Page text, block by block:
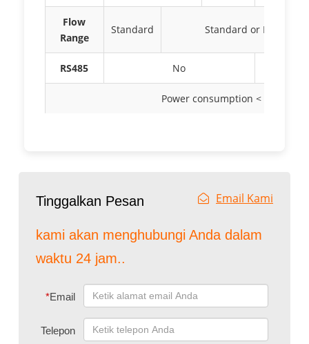
Flow
Range
Standard Standard or Extended
RS485 No
Power consumption < 0.5W
Tinggalkan Pesan Email Kami
kami akan menghubungi Anda dalam
waktu 24 jam..
*Email
Telepon